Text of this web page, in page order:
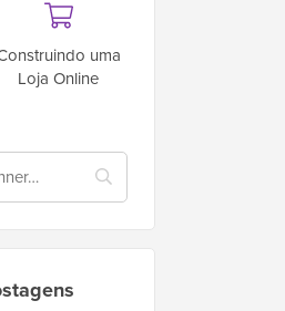
uma
Loja Online